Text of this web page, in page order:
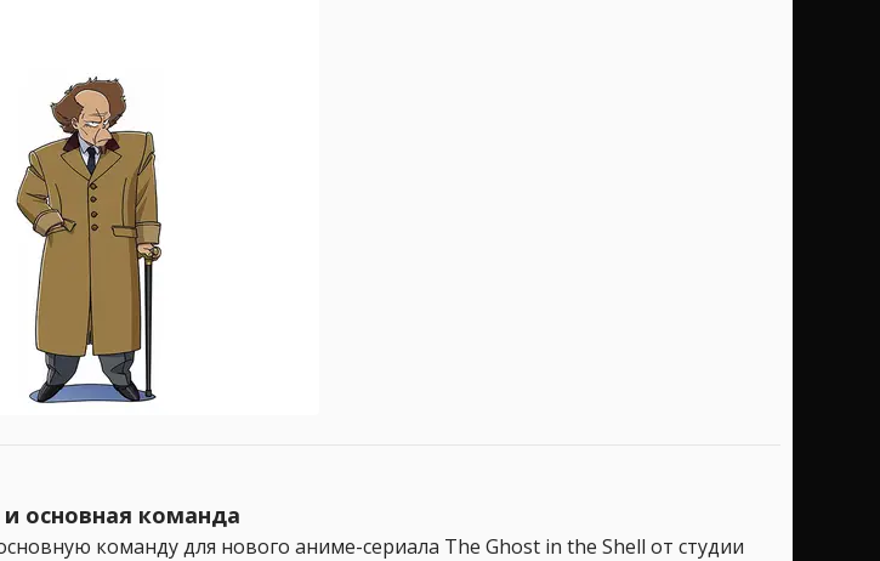
основная команда
команду для нового аниме-сериала The Ghost in the Shell от студии